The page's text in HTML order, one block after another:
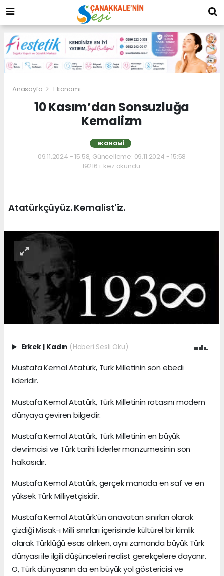
Anasayfa Ekonomi
10 Kasım’dan Sonsuzluğa
Kemalizm
EKONOMI
09.11.2024 - 15:58, Güncelleme: 09.11.2024 - 15:58
19216+ kez okundu.
Atatürkçüyüz. Kemalist'iz.
Erkek | Kadın (Haberi Sesli Oku)
Mustafa Kemal Atatürk, Türk Milletinin son ebedi
lideridir.
Mustafa Kemal Atatürk, Türk Milletinin rotasını modern
dünyaya çeviren bilgedir.
Mustafa Kemal Atatürk, Türk Milletinin en büyük
devrimcisi ve Türk tarihi liderler manzumesinin son
halkasıdır.
Mustafa Kemal Atatürk, gerçek manada en saf ve en
yüksek Türk Milliyetçisidir.
Mustafa Kemal Atatürk’ün anavatan sınırları olarak
çizdiği Misak-ı Milli sınırları içerisinde kültürel bir kimlik
olarak Türklüğü esas alırken, aynı zamanda büyük Türk
dünyası ile ilgili düşünceleri realist gerekçelere dayanır.
O, Türk dünyasının da en büyük yol göstericisi ve